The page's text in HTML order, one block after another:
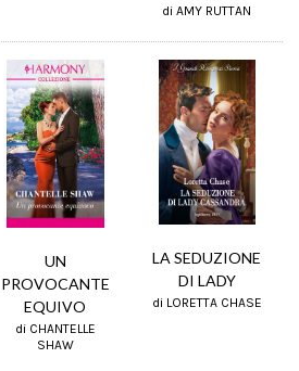
di AMY RUTTAN
UN
PROVOCANTE
EQUIVO
di CHANTELLE
SHAW
LA SEDUZIONE
DI LADY
di LORETTA CHASE